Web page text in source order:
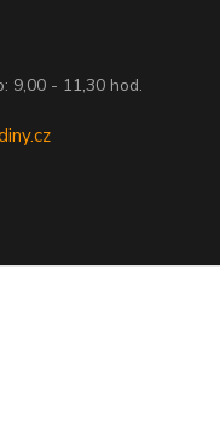
9,00 - 11,30 hod.